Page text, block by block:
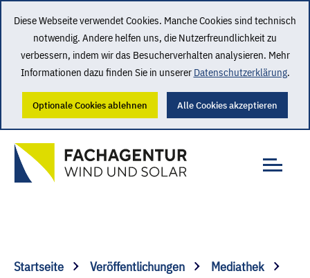
Diese Webseite verwendet Cookies. Manche Cookies sind technisch
notwendig. Andere helfen uns, die Nutzerfreundlichkeit zu
verbessern, indem wir das Besucherverhalten analysieren. Mehr
Informationen dazu finden Sie in unserer Datenschutzerklärung.
Optionale Cookies ablehnen Alle Cookies akzeptieren
Startseite Veröffentlichungen
Mediathek